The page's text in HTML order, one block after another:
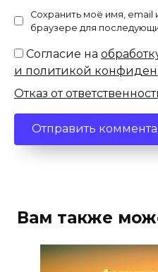
Сохранить моё имя, email
браузере для
Согласие на
и политикой
Отказ от
Вам также